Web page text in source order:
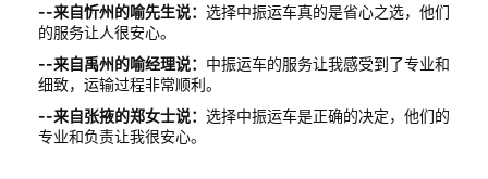
--来自忻州的喻先生说： 选择中振运车真的是省心之选，他们
的服务让人很安心。
--来自禹州的喻经理说： 中振运车的服务让我感受到了专业和
细致，运输过程非常顺利。
--来自张掖的郑女士说： 选择中振运车是正确的决定，他们的
专业和负责让我很安心。